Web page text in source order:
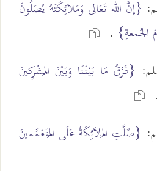
{إنَّ الله تَعَالى وَمَلائِكَتَهُ يُصَلُّونَ
الجُمعةِ} .
{فَرْقُ مَا بَيْنَنَا وَبَيْنَ المُشْرِكينَ
.
{صََلَّتِ المَلاَئِكَةُ عَلَى المُتَعَمِّمينَ